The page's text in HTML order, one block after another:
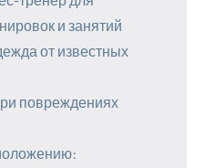
и занятий
от известных
повреждениях